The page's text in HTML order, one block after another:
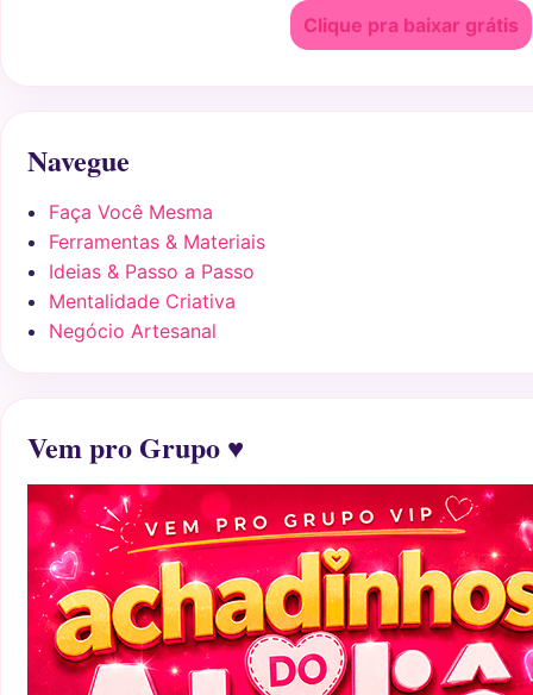
Clique pra baixar grátis
Navegue
Faça Você Mesma
Ferramentas & Materiais
Ideias & Passo a Passo
Mentalidade Criativa
Negócio Artesanal
Vem pro Grupo ♥